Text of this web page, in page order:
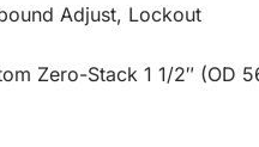
Adjust, Lockout
Zero-Stack 1 1/2″ (OD